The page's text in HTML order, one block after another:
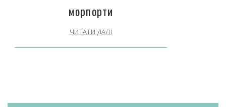
морпорти
ЧИТАТИ ДАЛІ